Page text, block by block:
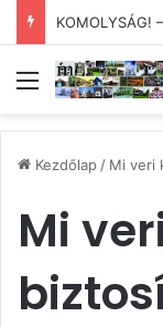
Menü
Kezdőlap/ Mi veri
Mi